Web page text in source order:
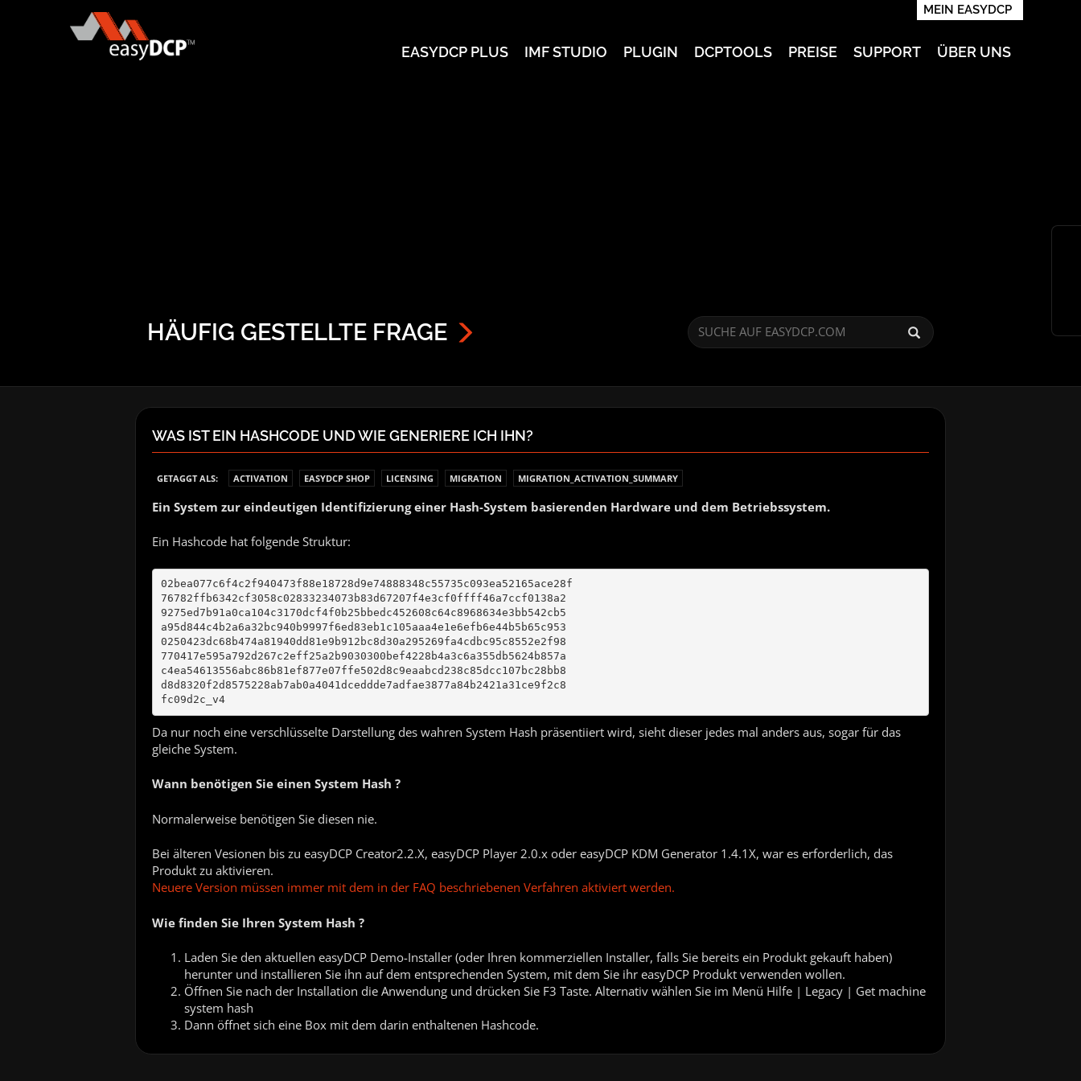
MEIN EASYDCP
EASYDCP PLUS IMF STUDIO PLUGIN DCPTOOLS PREISE SUPPORT ÜBER UNS
HÄUFIG GESTELLTE FRAGE
WAS IST EIN HASHCODE UND WIE GENERIERE ICH IHN?
GETAGGT ALS: ACTIVATION EASYDCP SHOP LICENSING MIGRATION MIGRATION_ACTIVATION_SUMMARY
Ein System zur eindeutigen Identifizierung einer Hash-System basierenden Hardware und dem Betriebssystem.
Ein Hashcode hat folgende Struktur:
02bea077c6f4c2f940473f88e18728d9e74888348c55735c093ea52165ace28f
76782ffb6342cf3058c02833234073b83d67207f4e3cf0ffff46a7ccf0138a2
9275ed7b91a0ca104c3170dcf4f0b25bbedc452608c64c8968634e3bb542cb5
a95d844c4b2a6a32bc940b9997f6ed83eb1c105aaa4e1e6efb6e44b5b65c953
0250423dc68b474a81940dd81e9b912bc8d30a295269fa4cdbc95c8552e2f98
770417e595a792d267c2eff25a2b9030300bef4228b4a3c6a355db5624b857a
c4ea54613556abc86b81ef877e07ffe502d8c9eaabcd238c85dcc107bc28bb8
d8d8320f2d8575228ab7ab0a4041dceddde7adfae3877a84b2421a31ce9f2c8
fc09d2c_v4
Da nur noch eine verschlüsselte Darstellung des wahren System Hash präsentiiert wird, sieht dieser jedes mal anders aus, sogar für das
gleiche System.
Wann benötigen Sie einen System Hash ?
Normalerweise benötigen Sie diesen nie.
Bei älteren Vesionen bis zu easyDCP Creator2.2.X, easyDCP Player 2.0.x oder easyDCP KDM Generator 1.4.1X, war es erforderlich, das
Produkt zu aktivieren.
Neuere Version müssen immer mit dem in der FAQ beschriebenen Verfahren aktiviert werden.
Wie finden Sie Ihren System Hash ?
Laden Sie den aktuellen easyDCP Demo-Installer (oder Ihren kommerziellen Installer, falls Sie bereits ein Produkt gekauft haben)
herunter und installieren Sie ihn auf dem entsprechenden System, mit dem Sie ihr easyDCP Produkt verwenden wollen.
Öffnen Sie nach der Installation die Anwendung und drücken Sie F3 Taste. Alternativ wählen Sie im Menü Hilfe | Legacy | Get machine
system hash
Dann öffnet sich eine Box mit dem darin enthaltenen Hashcode.